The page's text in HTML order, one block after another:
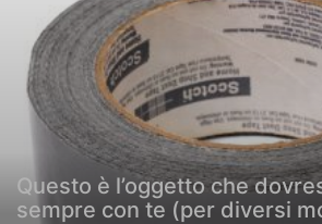
Questo è l’oggetto che
sempre con te (per diversi